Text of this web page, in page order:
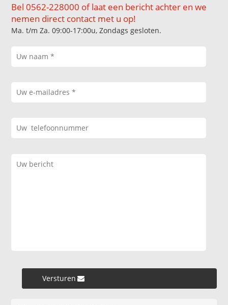
Bel 0562-228000 of laat een bericht achter en we
nemen direct contact met u op!
Ma. t/m Za. 09:00-17:00u, Zondags gesloten.
Versturen »